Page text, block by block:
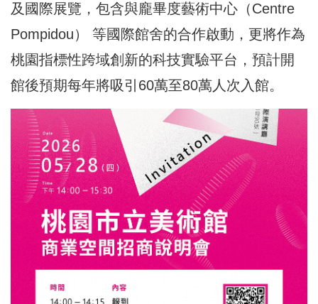
及國際展覽，包含與龐畢度藝術中心（Centre
Pompidou） 等國際館舍的合作啟動，更將作為
桃園指標性跨域創新的科技實驗平台，預計開
館後預期每年將吸引60萬至80萬人次入館。